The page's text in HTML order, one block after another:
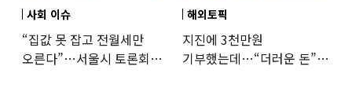
사회 이슈
“집값 못 잡고 전월세만
오른다”…서울시 토론회서
해외토픽
지진에 3천만원
기부했는데…“더러운 돈”